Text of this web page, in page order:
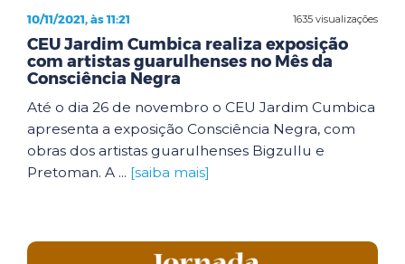
1635 visualizações
10/11/2021, às 11:21
CEU Jardim Cumbica realiza exposição
com artistas guarulhenses no Mês da
Consciência Negra
Até o dia 26 de novembro o CEU Jardim Cumbica
apresenta a exposição Consciência Negra, com
obras dos artistas guarulhenses Bigzullu e
Pretoman. A ... [saiba mais]